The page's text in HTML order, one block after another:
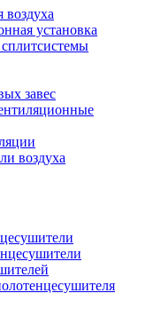
воздуха
установка
завес
воздуха